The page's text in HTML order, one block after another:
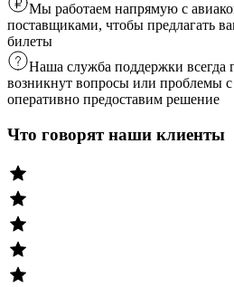
Мы работаем напрямую с
поставщиками, чтобы предлагать
билеты
Наша служба поддержки всегда
возникнут вопросы или проблемы
оперативно предоставим решение
Что говорят наши клиенты